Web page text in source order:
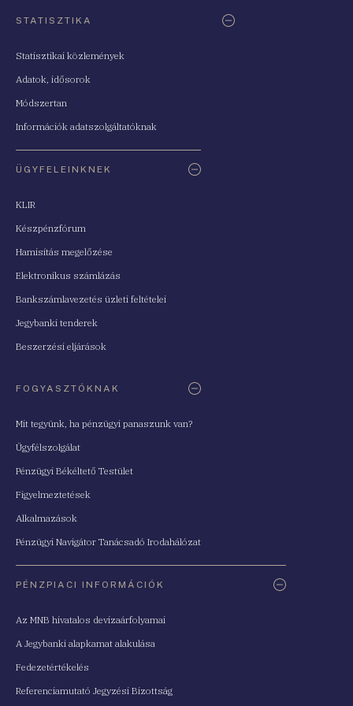
STATISZTIKA
Statisztikai közlemények
Adatok, idősorok
Módszertan
Információk adatszolgáltatóknak
ÜGYFELEINKNEK
KLIR
Készpénzfórum
Hamisítás megelőzése
Elektronikus számlázás
Bankszámlavezetés üzleti feltételei
Jegybanki tenderek
Beszerzési eljárások
FOGYASZTÓKNAK
Mit tegyünk, ha pénzügyi panaszunk van?
Ügyfélszolgálat
Pénzügyi Békéltető Testület
Figyelmeztetések
Alkalmazások
Pénzügyi Navigátor Tanácsadó Irodahálózat
PÉNZPIACI INFORMÁCIÓK
Az MNB hivatalos devizaárfolyamai
A Jegybanki alapkamat alakulása
Fedezetértékelés
Referenciamutató Jegyzési Bizottság